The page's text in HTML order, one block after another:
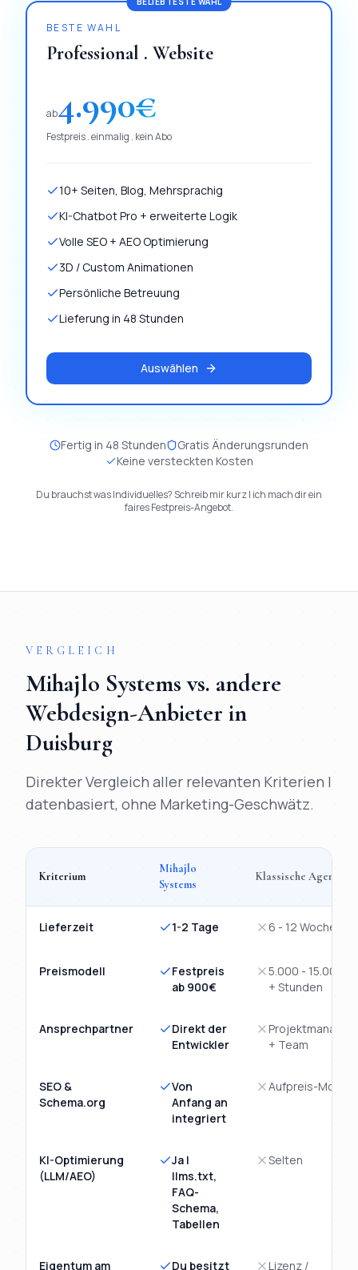
BESTE WAHL
Professional . Website
ab4.990€
Festpreis . einmalig . kein Abo
10+ Seiten, Blog, Mehrsprachig
KI-Chatbot Pro + erweiterte Logik
Volle SEO + AEO Optimierung
3D / Custom Animationen
Persönliche Betreuung
Lieferung in 48 Stunden
Auswählen
Fertig in 48 Stunden
Gratis Änderungsrunden
Keine versteckten Kosten
Du brauchst was Individuelles? Schreib mir kurz | ich mach dir ein
faires Festpreis-Angebot.
VERGLEICH
Mihajlo Systems vs. andere
Webdesign-Anbieter in
Duisburg
Direkter Vergleich aller relevanten Kriterien |
datenbasiert, ohne Marketing-Geschwätz.
Kriterium
Mihajlo
Systems
Klassische Agentur
Lieferzeit 1-2 Tage 6 - 12 Wochen
Preismodell
Festpreis
ab 900€
5.000 - 15.000€
+ Stunden
Ansprechpartner
Direkt der
Entwickler
Projektmanager
+ Team
SEO &
Schema.org
Von
Anfang an
integriert
Aufpreis-Modul
KI-Optimierung
(LLM/AEO)
Ja |
llms.txt,
FAQ-
Schema,
Tabellen
Selten
Eigentum am
Du besitzt
Lizenz /